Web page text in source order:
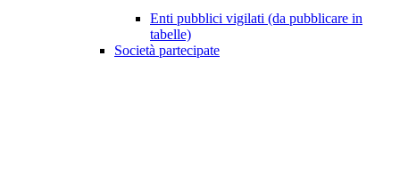
Enti pubblici vigilati (da pubblicare in
tabelle)
Società partecipate